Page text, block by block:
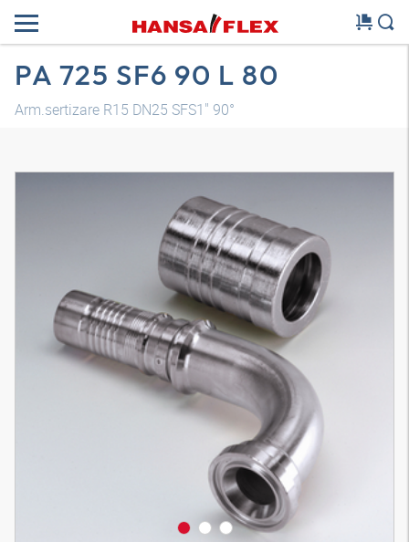
PA 725 SF6 90 L 80
Arm.sertizare R15 DN25 SFS1" 90°
Model 3D